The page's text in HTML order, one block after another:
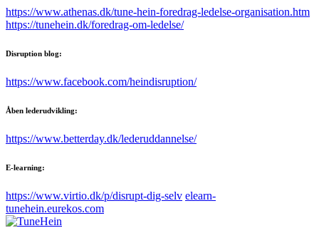
https://www.athenas.dk/tune-hein-foredrag-ledelse-organisation.htm
https://tunehein.dk/foredrag-om-ledelse/
Disruption blog:
https://www.facebook.com/heindisruption/
Åben lederudvikling:
https://www.betterday.dk/lederuddannelse/
E-learning:
https://www.virtio.dk/p/disrupt-dig-selv elearn-
tunehein.eurekos.com